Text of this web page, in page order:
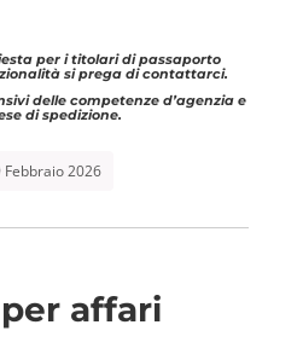
per i titolari di passaporto
si prega di contattarci.
delle competenze d’agenzia e
di spedizione.
2026
affari